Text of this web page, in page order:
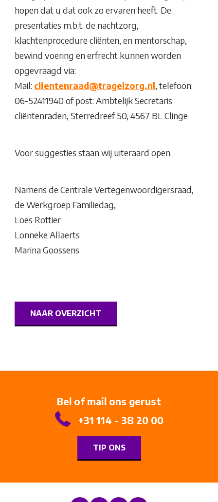
hopen dat u dat ook zo ervaren heeft. De
presentaties m.b.t. de nachtzorg,
klachtenprocedure cliënten, en mentorschap,
bewind voering en erfrecht kunnen worden
opgevraagd via:
Mail: clientenraad@tragelzorg.nl, telefoon:
06-52411940 of post: Ambtelijk Secretaris
cliëntenraden, Sterredreef 50, 4567 BL Clinge
Voor suggesties staan wij uiteraard open.
Namens de Centrale Vertegenwoordigersraad,
de Werkgroep Familiedag,
Loes Rottier
Lonneke Allaerts
Marina Goossens
NAAR OVERZICHT
Bel of mail ons gerust
+31 114 - 38 20 00
TIP ONS